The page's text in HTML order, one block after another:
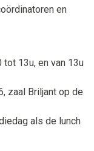
en
tot 13u, en van 13u
zaal Briljant op de
als de lunch